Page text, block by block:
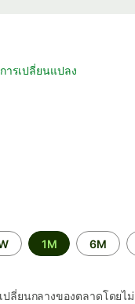
ารเปลี่ยนแปลง
1M 6M
ปลี่ยนกลางของตลาดโดยไ